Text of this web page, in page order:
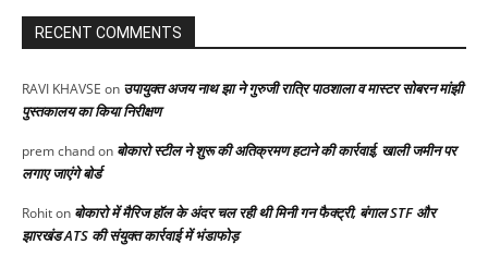
RECENT COMMENTS
RAVI KHAVSE on उपायुक्त अजय नाथ झा ने गुरुजी रात्रि पाठशाला व मास्टर सोबरन मांझी
पुस्तकालय का किया निरीक्षण
prem chandon बोकारो स्टील ने शुरू की अतिक्रमण हटाने की कार्रवाई, खाली जमीन पर
लगाए जाएंगे बोर्ड
Rohiton बोकारो में मैरिज हॉल के अंदर चल रही थी मिनी गन फैक्ट्री, बंगाल STF और
झारखंड ATS की संयुक्त कार्रवाई में भंडाफोड़